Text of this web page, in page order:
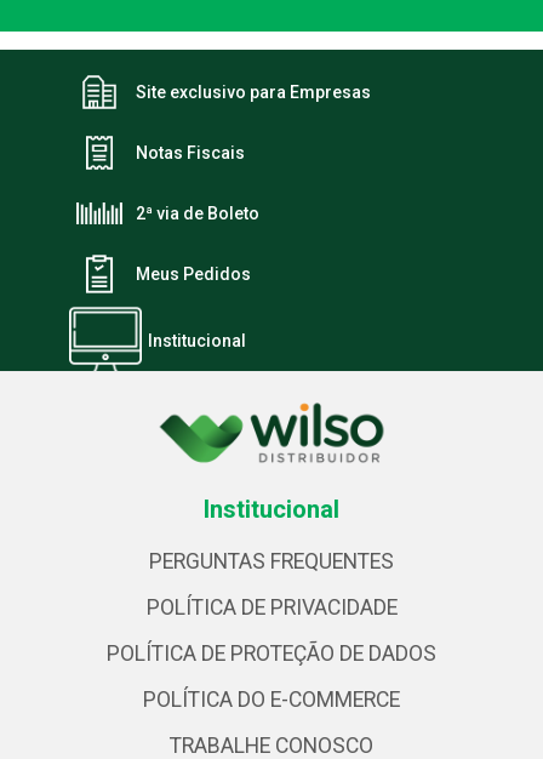
Site exclusivo para Empresas
Notas Fiscais
2ª via de Boleto
Meus Pedidos
Institucional
Institucional
PERGUNTAS FREQUENTES
POLÍTICA DE PRIVACIDADE
POLÍTICA DE PROTEÇÃO DE DADOS
POLÍTICA DO E-COMMERCE
TRABALHE CONOSCO